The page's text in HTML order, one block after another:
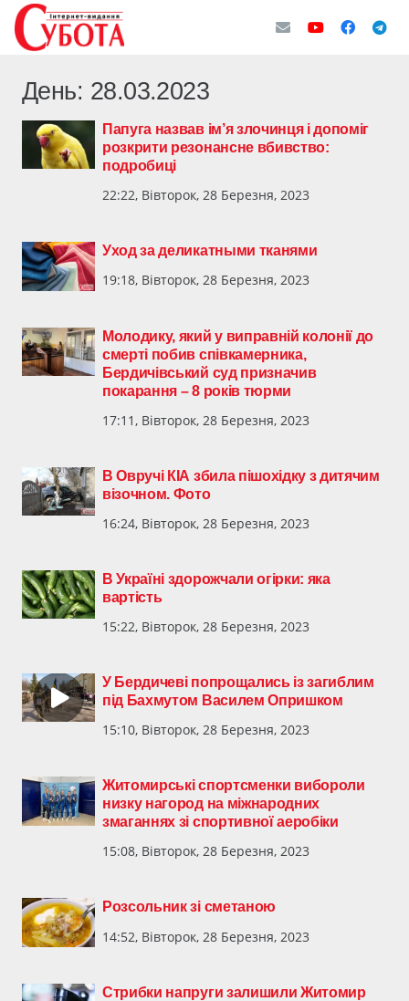
День: 28.03.2023
Папуга назвав ім’я злочинця і допоміг
розкрити резонансне вбивство:
подробиці
22:22, Вівторок, 28 Березня, 2023
Уход за деликатными тканями
19:18, Вівторок, 28 Березня, 2023
Молодику, який у виправній колонії до
смерті побив співкамерника,
Бердичівський суд призначив
покарання – 8 років тюрми
17:11, Вівторок, 28 Березня, 2023
В Овручі КІА збила пішохідку з дитячим
візочном. Фото
16:24, Вівторок, 28 Березня, 2023
В Україні здорожчали огірки: яка
вартість
15:22, Вівторок, 28 Березня, 2023
У Бердичеві попрощались із загиблим
під Бахмутом Василем Опришком
15:10, Вівторок, 28 Березня, 2023
Житомирські спортсменки вибороли
низку нагород на міжнародних
змаганнях зі спортивної аеробіки
15:08, Вівторок, 28 Березня, 2023
Розсольник зі сметаною
14:52, Вівторок, 28 Березня, 2023
Стрибки напруги залишили Житомир